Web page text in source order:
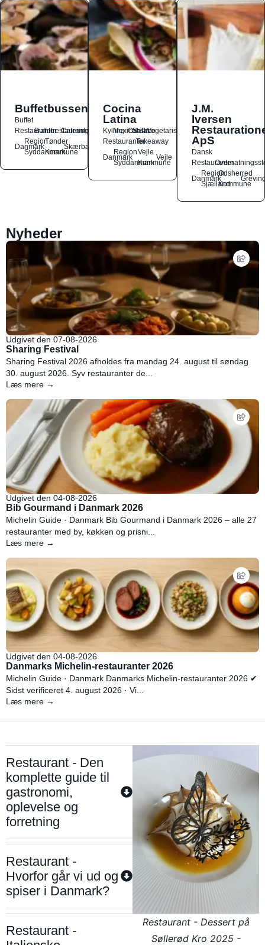
Buffetbussen
Buffet
Restauranter
Buffetrestauranter
Catering
Danmark
Region
Syddanmark
Tønder
Kommune
Skærbæk
Cocina
Latina
Kylling
Mexicansk
OstSalat
TacoVegetarisk
RestauranterTakeaway
Danmark
Region
Syddanmark
Vejle
Kommune
Vejle
J.M.
Iversen
ApS
Dansk
Restauranter
Danmark
Region
Sjælland
Odsherred
Kommune
Nyheder
Udgivet den 07-08-2026
Sharing Festival
Sharing Festival 2026 afholdes fra mandag 24. august til søndag
30. august 2026. Syv restauranter de...
Læs mere →
Udgivet den 04-08-2026
Bib Gourmand i Danmark 2026
Michelin Guide · Danmark Bib Gourmand i Danmark 2026 – alle 27
restauranter med by, køkken og prisni...
Læs mere →
Udgivet den 04-08-2026
Danmarks Michelin-restauranter 2026
Michelin Guide · Danmark Danmarks Michelin-restauranter 2026 ✔
Sidst verificeret 4. august 2026 · Vi...
Læs mere →
Restaurant - Den
komplette guide til
gastronomi,
oplevelse og
forretning
Restaurant -
Hvorfor går vi ud og
spiser i Danmark?
Restaurant -
Restaurant - Dessert på
Søllerød Kro 2025 -